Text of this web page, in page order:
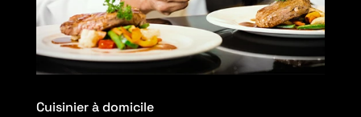
Cuisinier à domicile